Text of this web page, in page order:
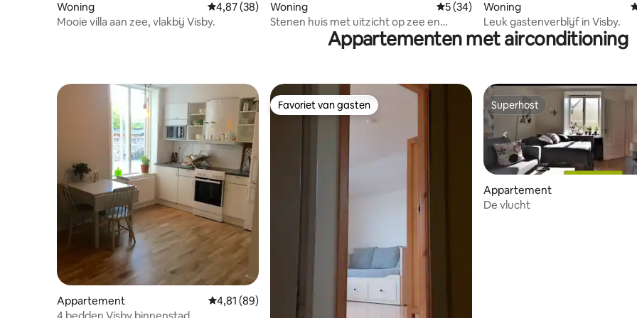
Woning Gemiddelde beoordeling van 4,87 uit 5, 38 recensies
4,87 (38)
Mooie villa aan zee, vlakbij Visby.
Woning Gemiddelde beoordeling van 5 uit 5, 34
5 (34)
Stenen huis met uitzicht op zee en
magische zonsondergang
Woning
Leuk gastenverblijf in Visby.
Appartementen met airconditioning
Appartement Gemiddelde beoordeling van 4,81 uit 5, 89 recensies
4,81 (89)
Favoriet van gasten
Favoriet van gasten Superhost
Superhost
Appartement
De vlucht